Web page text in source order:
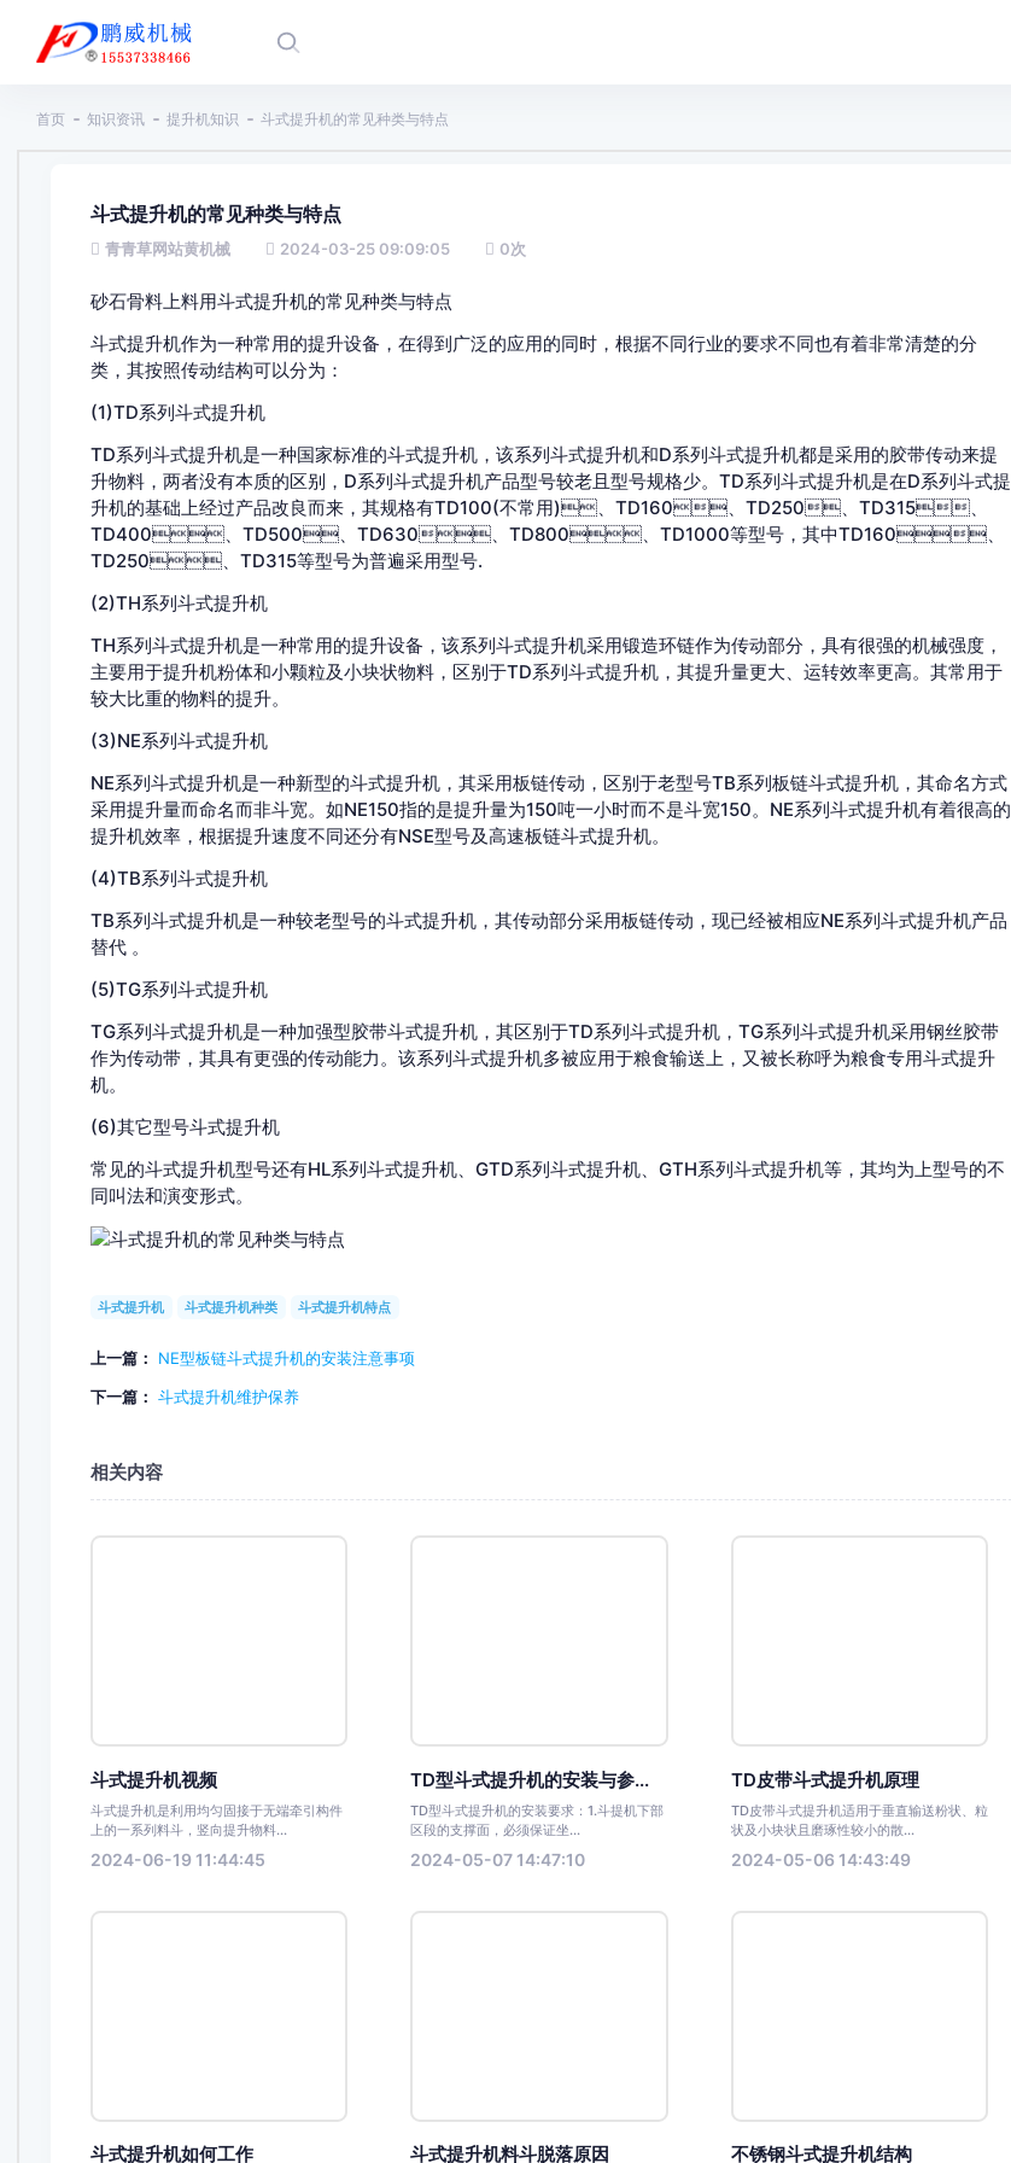
首页 知识资讯 提升机知识 斗式提升机的常见种类与特点
斗式提升机的常见种类与特点
青青草网站黄机械 2024-03-25 09:09:05 0次
砂石骨料上料用斗式提升机的常见种类与特点
斗式提升机作为一种常用的提升设备，在得到广泛的应用的同时，根据不同行业的要求不同也有着非常清楚的分
类，其按照传动结构可以分为：
(1)TD系列斗式提升机
TD系列斗式提升机是一种国家标准的斗式提升机，该系列斗式提升机和D系列斗式提升机都是采用的胶带传动来提
升物料，两者没有本质的区别，D系列斗式提升机产品型号较老且型号规格少。TD系列斗式提升机是在D系列斗式提
升机的基础上经过产品改良而来，其规格有TD100(不常用)、TD160、TD250、TD315、
TD400、TD500、TD630、TD800、TD1000等型号，其中TD160、
TD250、TD315等型号为普遍采用型号.
(2)TH系列斗式提升机
TH系列斗式提升机是一种常用的提升设备，该系列斗式提升机采用锻造环链作为传动部分，具有很强的机械强度，
主要用于提升机粉体和小颗粒及小块状物料，区别于TD系列斗式提升机，其提升量更大、运转效率更高。其常用于
较大比重的物料的提升。
(3)NE系列斗式提升机
NE系列斗式提升机是一种新型的斗式提升机，其采用板链传动，区别于老型号TB系列板链斗式提升机，其命名方式
采用提升量而命名而非斗宽。如NE150指的是提升量为150吨一小时而不是斗宽150。NE系列斗式提升机有着很高的
提升机效率，根据提升速度不同还分有NSE型号及高速板链斗式提升机。
(4)TB系列斗式提升机
TB系列斗式提升机是一种较老型号的斗式提升机，其传动部分采用板链传动，现已经被相应NE系列斗式提升机产品
替代 。
(5)TG系列斗式提升机
TG系列斗式提升机是一种加强型胶带斗式提升机，其区别于TD系列斗式提升机，TG系列斗式提升机采用钢丝胶带
作为传动带，其具有更强的传动能力。该系列斗式提升机多被应用于粮食输送上，又被长称呼为粮食专用斗式提升
机。
(6)其它型号斗式提升机
常见的斗式提升机型号还有HL系列斗式提升机、GTD系列斗式提升机、GTH系列斗式提升机等，其均为上型号的不
同叫法和演变形式。
斗式提升机 斗式提升机种类 斗式提升机特点
上一篇：
NE型板链斗式提升机的安装注意事项
下一篇： 斗式提升机维护保养
相关内容
斗式提升机视频
斗式提升机是利用均匀固接于无端牵引构件
上的一系列料斗，竖向提升物料...
2024-06-19 11:44:45
TD型斗式提升机的安装与参...
TD型斗式提升机的安装要求：1.斗提机下部
区段的支撑面，必须保证坐...
2024-05-07 14:47:10
TD皮带斗式提升机原理
TD皮带斗式提升机适用于垂直输送粉状、粒
状及小块状且磨琢性较小的散...
2024-05-06 14:43:49
斗式提升机如何工作 斗式提升机料斗脱落原因 不锈钢斗式提升机结构